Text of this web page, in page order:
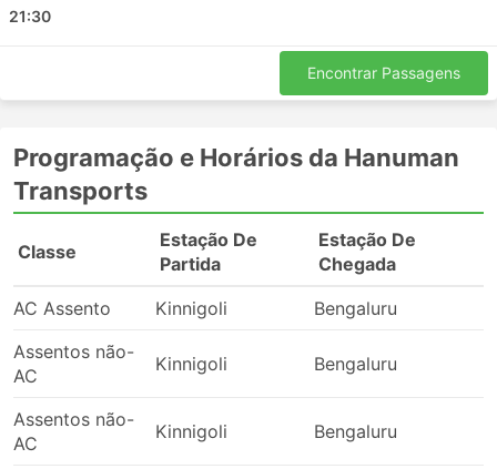
21:30
Encontrar Passagens
Programação e Horários da Hanuman
Transports
Classe
Estação De
Partida
Estação De
Chegada
AC Assento Kinnigoli Bengaluru
Assentos não-
AC
Kinnigoli Bengaluru
Assentos não-
AC
Kinnigoli Bengaluru